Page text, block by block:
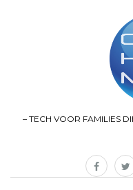
– TECH VOOR FAMILIES